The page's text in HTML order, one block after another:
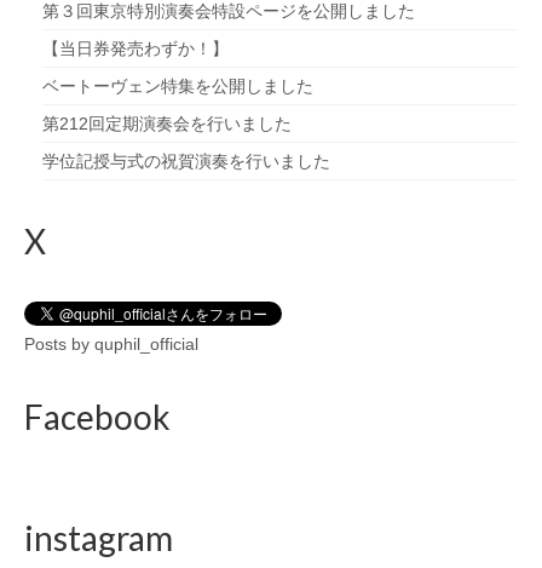
第３回東京特別演奏会特設ページを公開しました
【当日券発売わずか！】
ベートーヴェン特集を公開しました
第212回定期演奏会を行いました
学位記授与式の祝賀演奏を行いました
X
Posts by quphil_official
Facebook
instagram